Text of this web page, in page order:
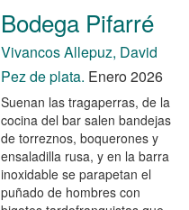
Bodega Pifarré
Vivancos Allepuz, David
Pez de plata. Enero 2026
Suenan las tragaperras, de la
cocina del bar salen bandejas
de torreznos, boquerones y
ensaladilla rusa, y en la barra
inoxidable se parapetan el
puñado de hombres con